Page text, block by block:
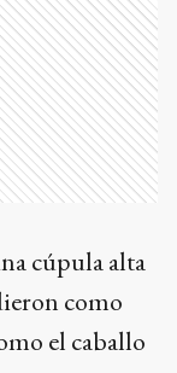
cúpula alta
como
el caballo